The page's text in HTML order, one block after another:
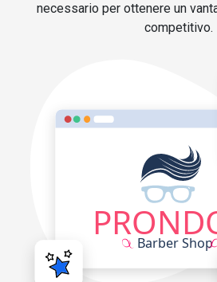
necessario per ottenere un
competitivo.